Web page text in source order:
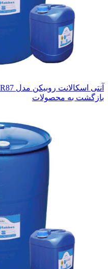
آنتی اسکالانت روبیکن مدل R87 گالن ۲۰۰ کیلوگرمی
بازگشت به محصولات